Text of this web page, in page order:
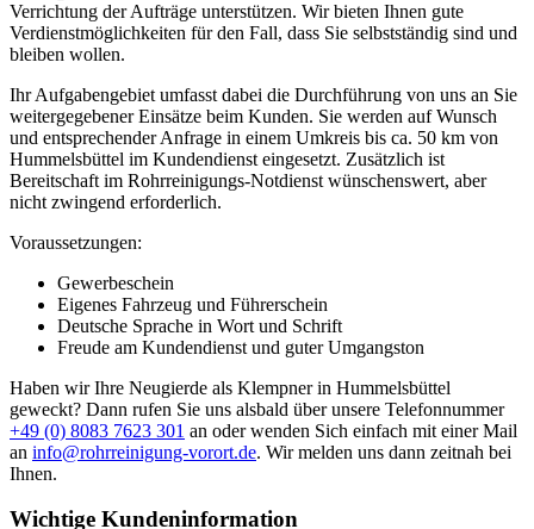
eines vermittelten Auftrages sind wir nicht für die Schnelligkeit,
Qualität und Preise der Fremdfirmen und ihrer Mitarbeiter
verantwortlich. Haftungsansprüche sind direkt gegenüber der
Entnehmen Sie die Daten und die Preise des Partners bitte dem
Auftragsformular, welches Sie vor Ort ausgehändigt bekommen.
Häufig gestellte Fragen
Bei einer leichten Verstopfung hilft oft schon eine Saugglocke oder
eine Reinigungsspirale
. Verzichten Sie dabei auf aggressive
Chemikalien, da diese Ihre Rohre auf Dauer schädigen können.
Lässt sich das Problem so nicht beheben oder tritt bereits Wasser
aus, rufen Sie am besten direkt unsere 24h-Hotline an – wir
vermitteln Ihnen umgehend einen passenden Kooperationspartner in
Ihrer Nähe.
Wo finde ich eine Rohrreinigung in der Nähe?
Rohrreinigungsfirma in der Nähe oder aus Ihrer Region zu finden.